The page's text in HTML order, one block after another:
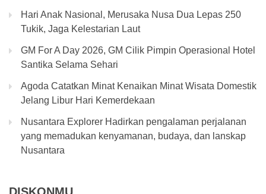
Hari Anak Nasional, Merusaka Nusa Dua Lepas 250
Tukik, Jaga Kelestarian Laut
GM For A Day 2026, GM Cilik Pimpin Operasional Hotel
Santika Selama Sehari
Agoda Catatkan Minat Kenaikan Minat Wisata Domestik
Jelang Libur Hari Kemerdekaan
Nusantara Explorer Hadirkan pengalaman perjalanan
yang memadukan kenyamanan, budaya, dan lanskap
Nusantara
DISKONMU